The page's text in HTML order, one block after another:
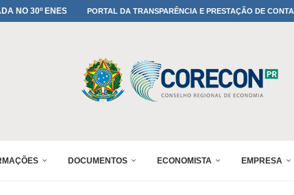
NO 30º ENESULPORTAL DA TRANSPARÊNCIA E PRESTAÇÃO DE
DOCUMENTOS ECONOMISTA EMPRESA